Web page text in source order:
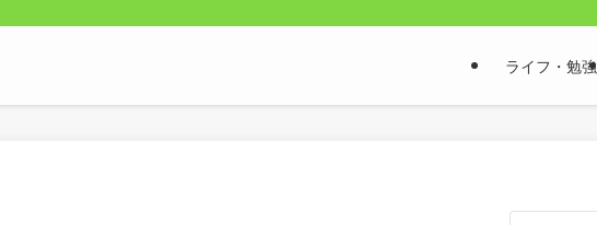
ライフ・勉強